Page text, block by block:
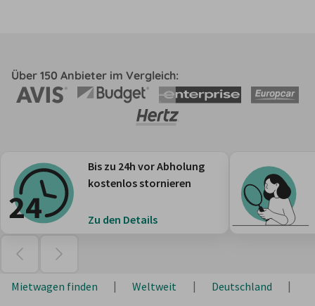
Über 150 Anbieter im Vergleich:
Bis zu 24h vor Abholung
kostenlos stornieren
Zu den Details
Mietwagen finden Weltweit Deutschland